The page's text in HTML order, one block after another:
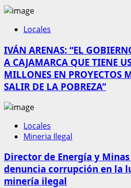
Locales
IVÁN ARENAS: “EL
A CAJAMARCA QUE TIENE
MILLONES EN PROYECTOS
SALIR DE LA POBREZA”
Locales
Mineria Ilegal
Director de Energía y
denuncia corrupción en la
minería ilegal